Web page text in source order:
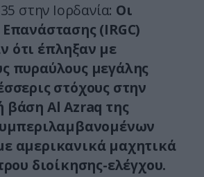
στην Ιορδανία: Οι
(IRGC)
ότι έπληξαν με
πυραύλους μεγάλης
στόχους στην
βάση Al Azraq της
αμερικανικά μαχητικά
διοίκησης-ελέγχου.